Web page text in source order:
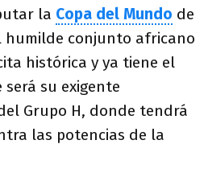
la Copa del Mundo de
humilde conjunto africano
histórica y ya tiene el
su exigente
Grupo H, donde tendrá
las potencias de la